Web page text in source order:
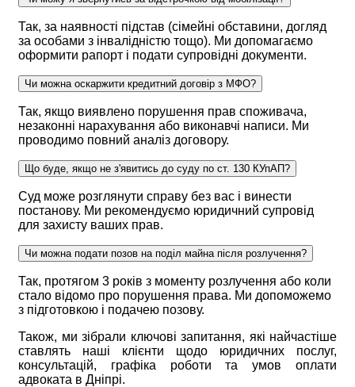
Так, за наявності підстав (сімейні обставини, догляд
за особами з інвалідністю тощо). Ми допомагаємо
оформити рапорт і подати супровідні документи.
Чи можна оскаржити кредитний договір з МФО?
Так, якщо виявлено порушення прав споживача,
незаконні нарахування або виконавчі написи. Ми
проводимо повний аналіз договору.
Що буде, якщо не з'явитись до суду по ст. 130 КУпАП?
Суд може розглянути справу без вас і винести
постанову. Ми рекомендуємо юридичний супровід
для захисту ваших прав.
Чи можна подати позов на поділ майна після розлучення?
Так, протягом 3 років з моменту розлучення або коли
стало відомо про порушення права. Ми допоможемо
з підготовкою і подачею позову.
Також, ми зібрали ключові запитання, які найчастіше
ставлять наші клієнти щодо юридичних послуг,
консультацій, графіка роботи та умов оплати
адвоката в Дніпрі.